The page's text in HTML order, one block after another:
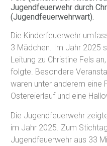
Jugendfeuerwehr durch
(Jugendfeuerwehrwart).
Die Kinderfeuerwehr
3 Mädchen. Im Jahr 2025
Leitung zu Christine Fels
folgte. Besondere
waren unter anderem eine
Ostereierlauf und eine
Die Jugendfeuerwehr
im Jahr 2025. Zum
Jugendfeuerwehr aus 33